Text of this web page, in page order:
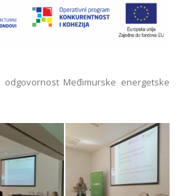
Međimurske energetske